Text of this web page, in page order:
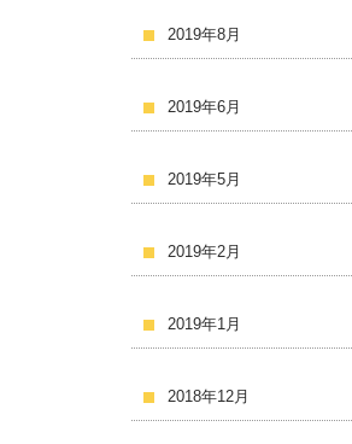
2019年8月
2019年6月
2019年5月
2019年2月
2019年1月
2018年12月